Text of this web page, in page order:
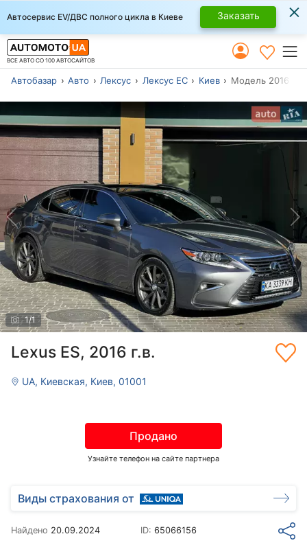
Автосервис EV/ДВС полного цикла в Киеве Заказать ×
ВСЕ АВТО СО 100 АВТОСАЙТОВ
Автобазар Авто Лексус Лексус ЕС Киев Модель 2016 г.в.
1/1
Lexus ES, 2016 г.в.
UA, Киевская, Киев, 01001
Продано
Узнайте телефон на сайте партнера
Виды страхования от
Найдено 20.09.2024 ID: 65066156